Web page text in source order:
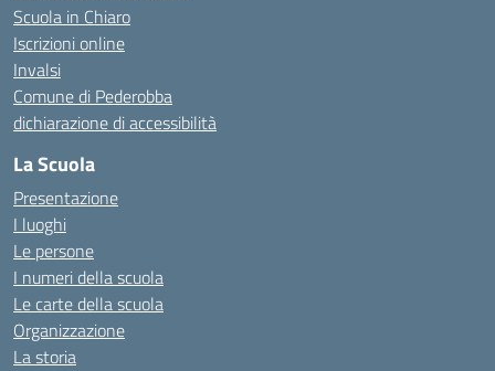
Scuola in Chiaro
Iscrizioni online
Invalsi
Comune di Pederobba
dichiarazione di accessibilità
La Scuola
Presentazione
I luoghi
Le persone
I numeri della scuola
Le carte della scuola
Organizzazione
La storia